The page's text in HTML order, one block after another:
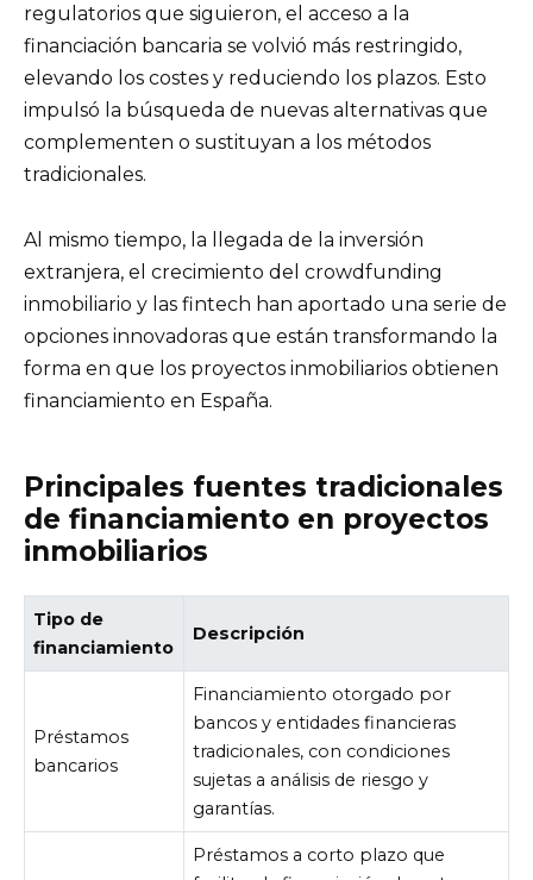
regulatorios que siguieron, el acceso a la
financiación bancaria se volvió más restringido,
elevando los costes y reduciendo los plazos. Esto
impulsó la búsqueda de nuevas alternativas que
complementen o sustituyan a los métodos
tradicionales.
Al mismo tiempo, la llegada de la inversión
extranjera, el crecimiento del crowdfunding
inmobiliario y las fintech han aportado una serie de
opciones innovadoras que están transformando la
forma en que los proyectos inmobiliarios obtienen
financiamiento en España.
Principales fuentes tradicionales
de financiamiento en proyectos
inmobiliarios
Tipo de
financiamiento
Descripción
Préstamos
bancarios
Financiamiento otorgado por
bancos y entidades financieras
tradicionales, con condiciones
sujetas a análisis de riesgo y
garantías.
Préstamos a corto plazo que